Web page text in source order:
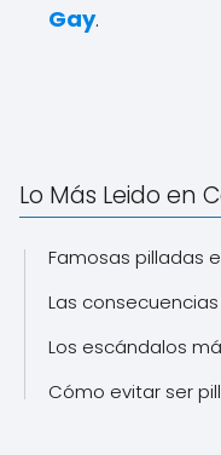
Gay.
Lo Más Leido en
Famosas pilladas
Las
Los escándalos
Cómo evitar ser